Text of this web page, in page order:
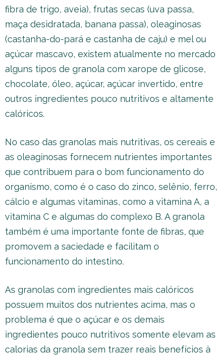
fibra de trigo, aveia), frutas secas (uva passa,
maça desidratada, banana passa), oleaginosas
(castanha-do-pará e castanha de caju) e mel ou
açúcar mascavo, existem atualmente no mercado
alguns tipos de granola com xarope de glicose,
chocolate, óleo, açúcar, açúcar invertido, entre
outros ingredientes pouco nutritivos e altamente
calóricos.
No caso das granolas mais nutritivas, os cereais e
as oleaginosas fornecem nutrientes importantes
que contribuem para o bom funcionamento do
organismo, como é o caso do zinco, selênio, ferro,
cálcio e algumas vitaminas, como a vitamina A, a
vitamina C e algumas do complexo B. A granola
também é uma importante fonte de fibras, que
promovem a saciedade e facilitam o
funcionamento do intestino.
As granolas com ingredientes mais calóricos
possuem muitos dos nutrientes acima, mas o
problema é que o açúcar e os demais
ingredientes pouco nutritivos somente elevam as
calorias da granola sem trazer reais benefícios à